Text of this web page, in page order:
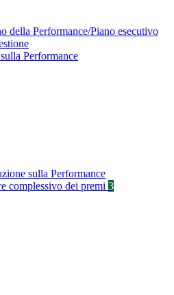
della Performance/Piano esecutivo
Performance
sulla Performance
complessivo dei premi 3